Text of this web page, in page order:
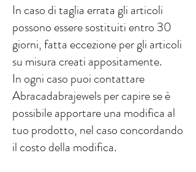
In caso di taglia errata gli articoli
possono essere sostituiti entro 30
giorni, fatta eccezione per gli articoli
su misura creati appositamente.
In ogni caso puoi contattare
Abracadabrajewels per capire se è
possibile apportare una modifica al
tuo prodotto, nel caso concordando
il costo della modifica.